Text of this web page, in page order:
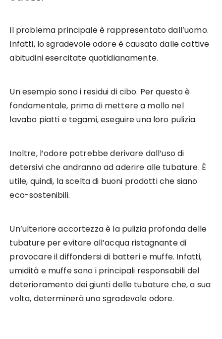
Il problema principale è rappresentato dall’uomo.
Infatti, lo sgradevole odore è causato dalle cattive
abitudini esercitate quotidianamente.
Un esempio sono i residui di cibo. Per questo è
fondamentale, prima di mettere a mollo nel
lavabo piatti e tegami, eseguire una loro pulizia.
Inoltre, l’odore potrebbe derivare dall’uso di
detersivi che andranno ad aderire alle tubature. È
utile, quindi, la scelta di buoni prodotti che siano
eco-sostenibili.
Un’ulteriore accortezza è la pulizia profonda delle
tubature per evitare all’acqua ristagnante di
provocare il diffondersi di batteri e muffe. Infatti,
umidità e muffe sono i principali responsabili del
deterioramento dei giunti delle tubature che, a sua
volta, determinerà uno sgradevole odore.